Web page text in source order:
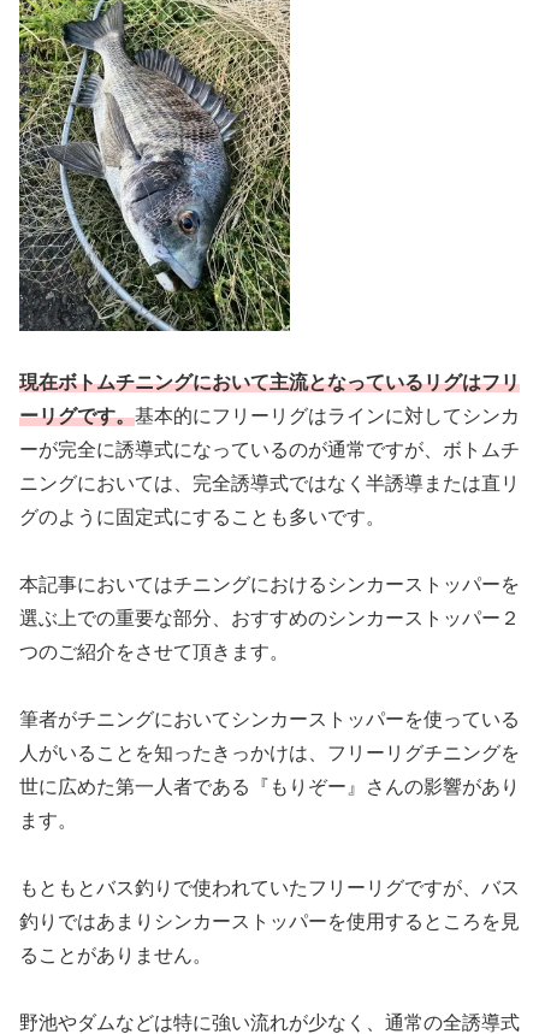
現在ボトムチニングにおいて主流となっているリグはフリ
ーリグです。基本的にフリーリグはラインに対してシンカ
ーが完全に誘導式になっているのが通常ですが、ボトムチ
ニングにおいては、完全誘導式ではなく半誘導または直リ
グのように固定式にすることも多いです。
本記事においてはチニングにおけるシンカーストッパーを
選ぶ上での重要な部分、おすすめのシンカーストッパー２
つのご紹介をさせて頂きます。
筆者がチニングにおいてシンカーストッパーを使っている
人がいることを知ったきっかけは、フリーリグチニングを
世に広めた第一人者である『もりぞー』さんの影響があり
ます。
もともとバス釣りで使われていたフリーリグですが、バス
釣りではあまりシンカーストッパーを使用するところを見
ることがありません。
野池やダムなどは特に強い流れが少なく、通常の全誘導式